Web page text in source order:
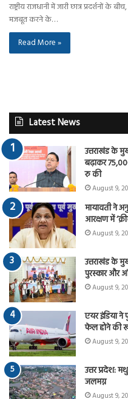
राष्ट्रीय राजधानी में जारी छात्र प्रदर्शनों
मजबूत करने के…
Read More »
Latest News
उत्तराखंड के
बढ़ाकर
रु की
August 9,
मायावती ने
आरक्षण में
August 9,
उत्तराखंड के
पुरस्कार और
August 9,
एयर इंडिया
फेल होने की
August 9,
उत्तर प्रदेश:
जलमग्न
August 9,